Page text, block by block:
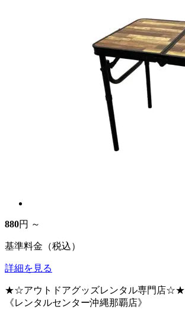
880円 ～
基準料金（税込）
詳細を見る
★☆アウトドアグッズレンタル専門店☆★
《レンタルセンター沖縄那覇店》